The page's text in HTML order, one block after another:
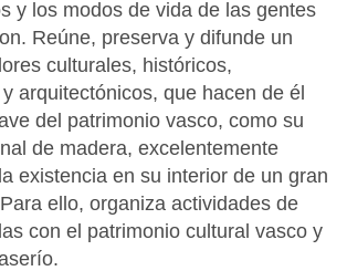
y los modos de vida de las gentes
Reúne, preserva y difunde un
culturales, históricos,
arquitectónicos, que hacen de él
del patrimonio vasco, como su
de madera, excelentemente
existencia en su interior de un gran
ello, organiza actividades de
con el patrimonio cultural vasco y